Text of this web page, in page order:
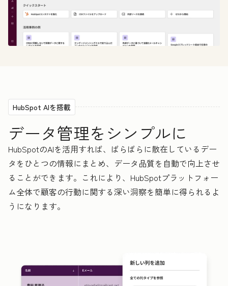
HubSpot AIを搭載
データ管理をシンプルに
HubSpotのAIを活用すれば、ばらばらに散在しているデー
タをひとつの情報にまとめ、データ品質を自動で向上させ
ることができます。これにより、HubSpotプラットフォー
ム全体で顧客の行動に関する深い洞察を簡単に得られるよ
うになります。